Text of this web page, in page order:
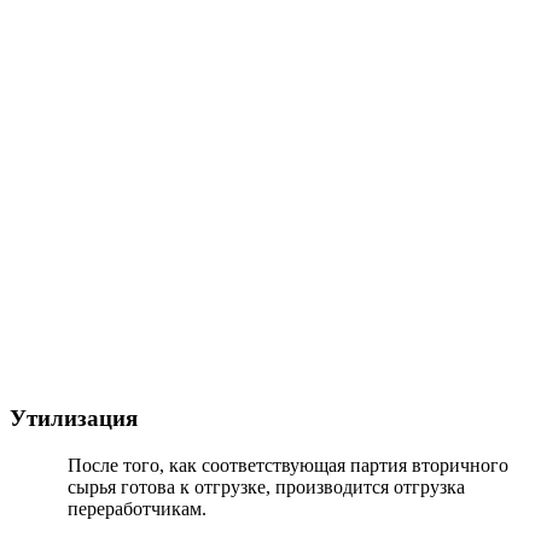
Утилизация
После того, как соответствующая партия вторичного
сырья готова к отгрузке, производится отгрузка
переработчикам.